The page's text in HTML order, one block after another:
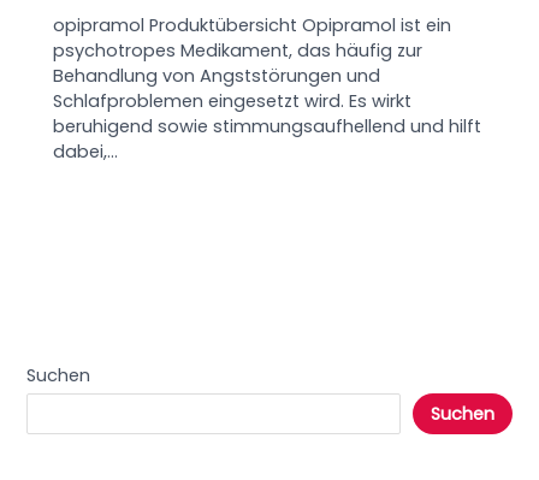
opipramol Produktübersicht Opipramol ist ein
psychotropes Medikament, das häufig zur
Behandlung von Angststörungen und
Schlafproblemen eingesetzt wird. Es wirkt
beruhigend sowie stimmungsaufhellend und hilft
dabei,…
Suchen
Suchen